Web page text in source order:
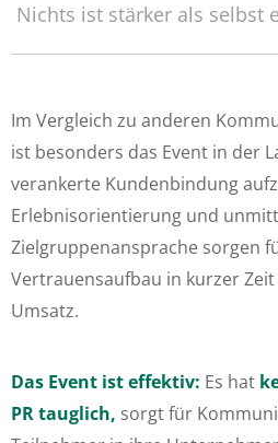
Nichts ist stärker als selbst
Im Vergleich zu anderen
ist besonders das Event in der
verankerte Kundenbindung
Erlebnisorientierung und
Zielgruppenansprache sorgen
Vertrauensaufbau in kurzer
Umsatz.
Das Event ist effektiv: Es hat
PR tauglich, sorgt für